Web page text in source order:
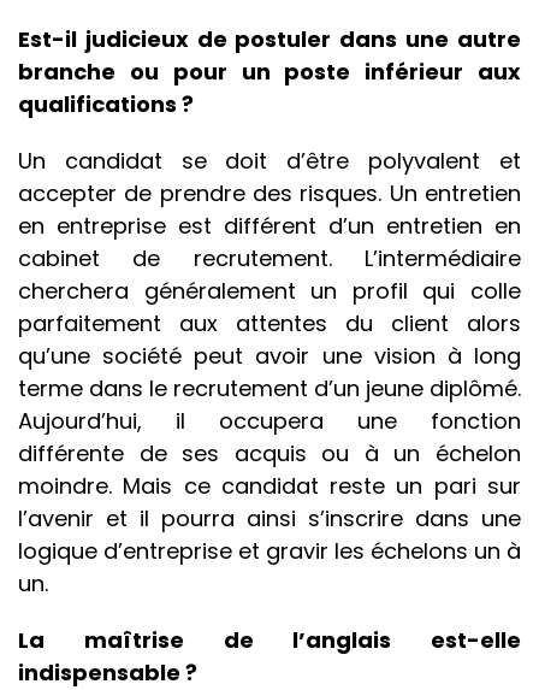
Est-il judicieux de postuler dans une autre
branche ou pour un poste inférieur aux
qualifications ?
Un candidat se doit d’être polyvalent et
accepter de prendre des risques. Un entretien
en entreprise est différent d’un entretien en
cabinet de recrutement. L’intermédiaire
cherchera généralement un profil qui colle
parfaitement aux attentes du client alors
qu’une société peut avoir une vision à long
terme dans le recrutement d’un jeune diplômé.
Aujourd’hui, il occupera une fonction
différente de ses acquis ou à un échelon
moindre. Mais ce candidat reste un pari sur
l’avenir et il pourra ainsi s’inscrire dans une
logique d’entreprise et gravir les échelons un à
un.
La maîtrise de l’anglais est-elle
indispensable ?